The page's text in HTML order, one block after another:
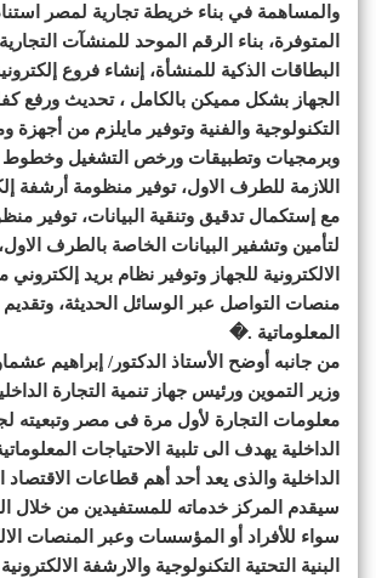
والمساهمة في بناء خريطة تجارية لمصر
المتوفرة، بناء الرقم الموحد للمنشآت
البطاقات الذكية للمنشأة، إنشاء فروع
الجهاز بشكل مميكن بالكامل ، تحديث ورفع
التكنولوجية والفنية وتوفير مايلزم من
وبرمجيات وتطبيقات ورخص التشغيل وخطوط
اللازمة للطرف الاول، توفير منظومة أرشفة
مع إستكمال تدقيق وتنقية البيانات، توفير
لتأمين وتشفير البيانات الخاصة بالطرف الاول،
الالكترونية للجهاز وتوفير نظام بريد
منصات التواصل عبر الوسائل الحديثة،
المعلوماتية .�
من جانبه أوضح الأستاذ الدكتور/ إبراهيم
وزير التموين ورئيس جهاز تنمية التجارة
معلومات التجارة لأول مرة فى مصر وتبعيته
الداخلية يهدف الى تلبية الاحتياجات
الداخلية والذى يعد أحد أهم قطاعات
سيقدم المركز خدماته للمستفيدين من خلال
سواء للأفراد أو المؤسسات وعبر المنصات
البنية التحتية التكنولوجية والارشفة